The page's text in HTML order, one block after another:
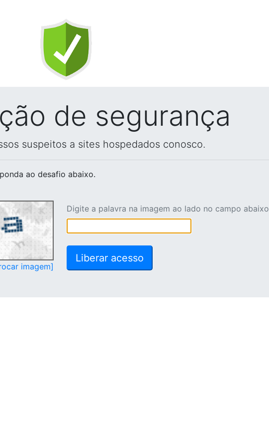
de segurança
suspeitos a sites hospedados conosco.
ao desafio abaixo.
imagem]
Digite a palavra na imagem ao lado no campo abaixo